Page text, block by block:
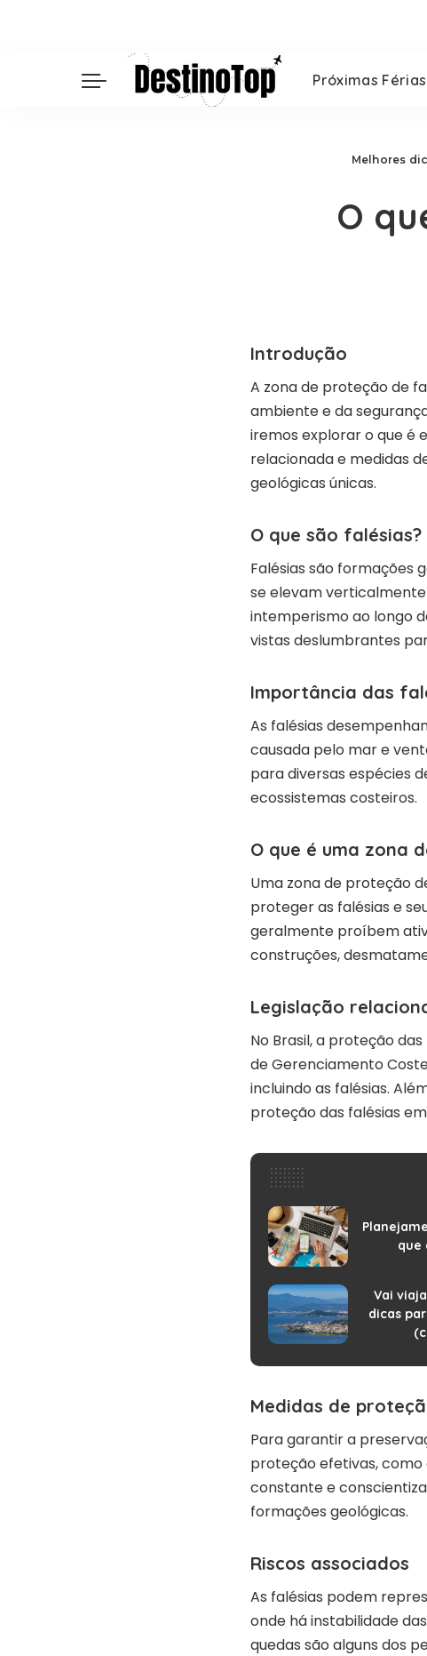
Próximas Férias
Melhores
O
Introdução
A zona de proteção de
ambiente e da
iremos explorar o que é
relacionada e medidas
geológicas únicas.
O que são falésias?
Falésias são formações
se elevam
intemperismo ao longo
vistas deslumbrantes
Importância das
As falésias
causada pelo mar e
para diversas espécies
ecossistemas costeiros.
O que é uma zona
Uma zona de proteção
proteger as falésias e
geralmente proíbem
construções,
Legislação
No Brasil, a proteção
de Gerenciamento
incluindo as falésias.
proteção das falésias
que
Vai
dicas
Medidas de
Para garantir a
proteção efetivas, como
constante e
formações geológicas.
Riscos associados
As falésias podem
onde há instabilidade
quedas são alguns dos